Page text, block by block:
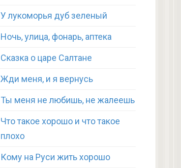
У лукоморья дуб зеленый
Ночь, улица, фонарь, аптека
Сказка о царе Салтане
Жди меня, и я вернусь
Ты меня не любишь, не жалеешь
Что такое хорошо и что такое
плохо
Кому на Руси жить хорошо